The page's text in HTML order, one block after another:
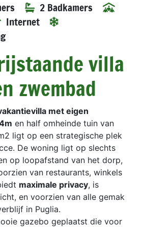
2 Badkamers
Internet
villa
zwembad
met eigen
en half omheinde tuin van
ligt op een strategische plek
De woning ligt op slechts
op loopafstand van het dorp,
van restaurants, winkels
maximale privacy, is
en voorzien van alle gemak
in Puglia.
gazebo geplaatst die voor